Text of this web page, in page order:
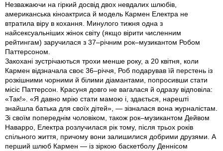
Незважаючи на гіркий досвід двох невдалих шлюбів,
американська кіноактриса й модель Кармен Електра не
втратила віру в кохання. Минулого тижня одна з
найсексуальніших жінок світу (якщо вірити численним
рейтингам) заручилася з 37–річним рок–музикантом Робом
Паттерсоном.
Закохані зустрічаються трохи менше року, а 20 квітня, коли
Кармен відзначала своє 36–річчя, Роб подарував їй перстень із
розкішними чорними й білими діамантами, попросивши стати
місіс Паттерсон. Красуня довго не вагалася й одразу відповіла:
«Так!». «Я давно мрію стати мамою і, здається, нарешті
знайшла батька для своїх дітей», — зізналася вона журналістам.
Зі своїм попереднім чоловіком, також рок–музикантом Дейвом
Наварро, Електра розлучилася рік тому, після трьох років
спільного життя, причому вони залишилися добрими друзями. А
перший шлюб Кармен — із зіркою баскетболу Деннісом